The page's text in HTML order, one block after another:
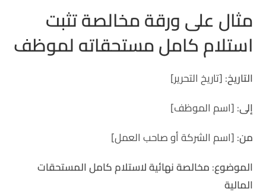
مثال على ورقة مخالصة تثبت
استلام كامل مستحقاته لموظف
التاريخ: [تاريخ التحرير]
إلى: [اسم الموظف]
من: [اسم الشركة أو صاحب العمل]
الموضوع:مخالصة نهائية لاستلام كامل المستحقات
المالية